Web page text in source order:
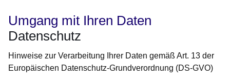
Umgang mit Ihren Daten
Datenschutz
Hinweise zur Verarbeitung Ihrer Daten gemäß Art. 13 der
Europäischen Datenschutz-Grundverordnung (DS-GVO)